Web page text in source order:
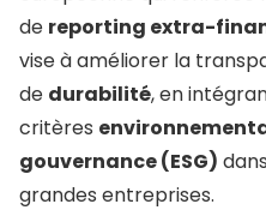
de reporting extra-
vise à améliorer la
de durabilité, en
critères
gouvernance (ESG)
grandes entreprises.